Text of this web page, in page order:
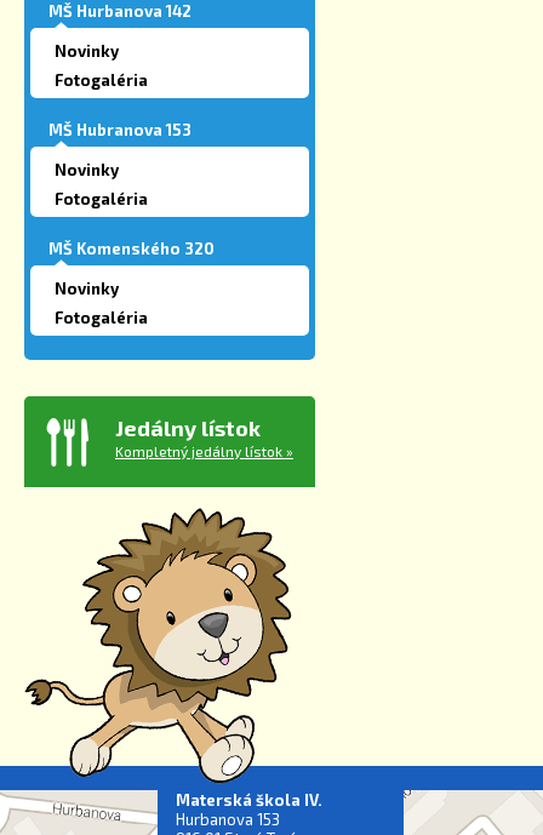
MŠ Hurbanova 142
Novinky
Fotogaléria
MŠ Hubranova 153
Novinky
Fotogaléria
MŠ Komenského 320
Novinky
Fotogaléria
Jedálny lístok
Kompletný jedálny lístok »
Materská škola IV.
Hurbanova 153